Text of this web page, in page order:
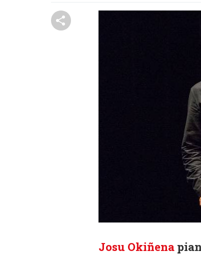
Josu Okiñena